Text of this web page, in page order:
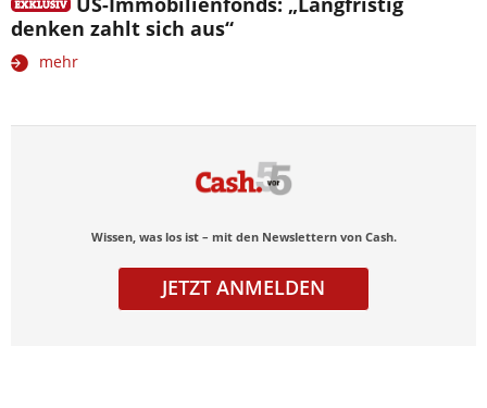
denken zahlt sich aus“
mehr
Wissen, was los ist – mit den Newslettern von Cash.
JETZT ANMELDEN